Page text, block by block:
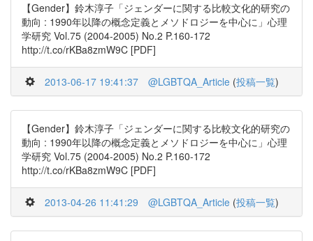
【Gender】鈴木淳子「ジェンダーに関する比較文化的研究の
動向 : 1990年以降の概念定義とメソドロジーを中心に」心理
学研究 Vol.75 (2004-2005) No.2 P.160-172
http://t.co/rKBa8zmW9C [PDF]
2013-06-17 19:41:37 @LGBTQA_Article (投稿一覧)
【Gender】鈴木淳子「ジェンダーに関する比較文化的研究の
動向 : 1990年以降の概念定義とメソドロジーを中心に」心理
学研究 Vol.75 (2004-2005) No.2 P.160-172
http://t.co/rKBa8zmW9C [PDF]
2013-04-26 11:41:29 @LGBTQA_Article (投稿一覧)